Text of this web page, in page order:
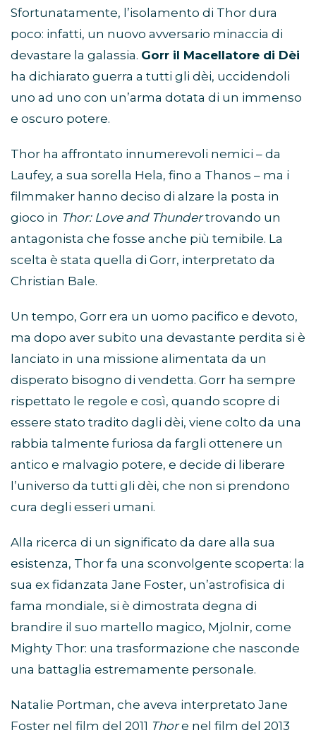
Sfortunatamente, l’isolamento di Thor dura
poco: infatti, un nuovo avversario minaccia di
devastare la galassia. Gorr il Macellatore di Dèi
ha dichiarato guerra a tutti gli dèi, uccidendoli
uno ad uno con un’arma dotata di un immenso
e oscuro potere.
Thor ha affrontato innumerevoli nemici – da
Laufey, a sua sorella Hela, fino a Thanos – ma i
filmmaker hanno deciso di alzare la posta in
gioco in Thor: Love and Thundertrovando un
antagonista che fosse anche più temibile. La
scelta è stata quella di Gorr, interpretato da
Christian Bale.
Un tempo, Gorr era un uomo pacifico e devoto,
ma dopo aver subito una devastante perdita si è
lanciato in una missione alimentata da un
disperato bisogno di vendetta. Gorr ha sempre
rispettato le regole e così, quando scopre di
essere stato tradito dagli dèi, viene colto da una
rabbia talmente furiosa da fargli ottenere un
antico e malvagio potere, e decide di liberare
l’universo da tutti gli dèi, che non si prendono
cura degli esseri umani.
Alla ricerca di un significato da dare alla sua
esistenza, Thor fa una sconvolgente scoperta: la
sua ex fidanzata Jane Foster, un’astrofisica di
fama mondiale, si è dimostrata degna di
brandire il suo martello magico, Mjolnir, come
Mighty Thor: una trasformazione che nasconde
una battaglia estremamente personale.
Natalie Portman, che aveva interpretato Jane
Foster nel film del 2011 Thore nel film del 2013